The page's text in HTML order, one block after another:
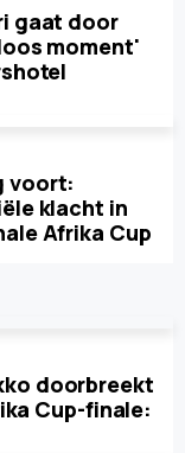
gaat door
moment'
voort:
klacht in
Afrika Cup
doorbreekt
Cup-finale: